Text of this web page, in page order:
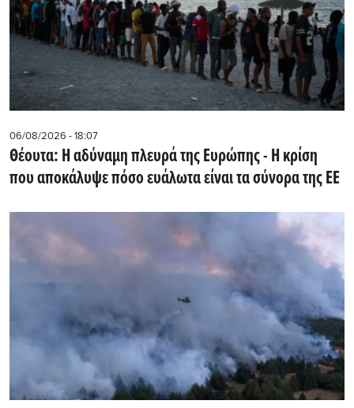
06/08/2026 - 18:07
Θέουτα: Η αδύναμη πλευρά της Ευρώπης - Η κρίση
που αποκάλυψε πόσο ευάλωτα είναι τα σύνορα της ΕΕ